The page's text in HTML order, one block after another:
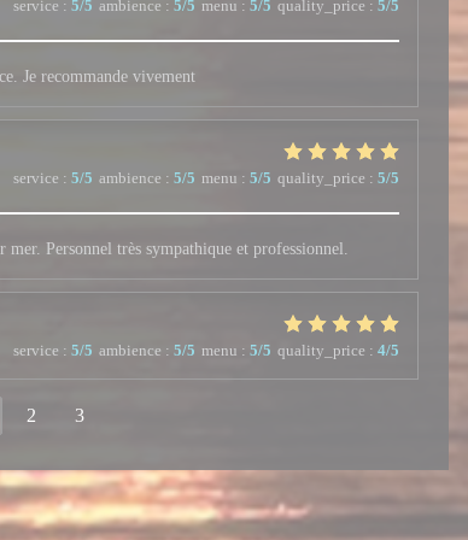
service : 5/5 ambience : 5/5 menu : 5/5 quality_price : 5/5
Je recommande vivement
service : 5/5 ambience : 5/5 menu : 5/5 quality_price : 5/5
mer. Personnel très sympathique et professionnel.
service : 5/5 ambience : 5/5 menu : 5/5 quality_price : 4/5
2 3